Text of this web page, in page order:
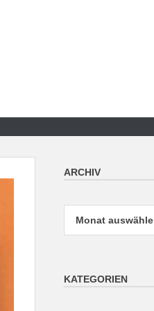
ARCHIV
KATEGORIEN